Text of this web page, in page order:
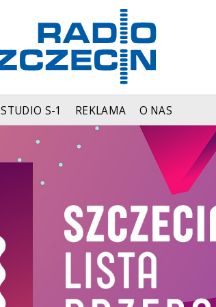
STUDIO S-1 REKLAMA O NAS